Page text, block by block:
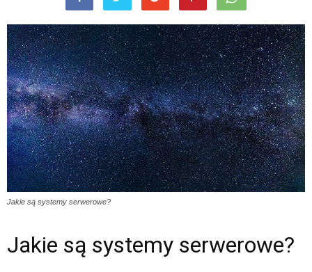
Jakie są systemy serwerowe?
Jakie są systemy serwerowe?